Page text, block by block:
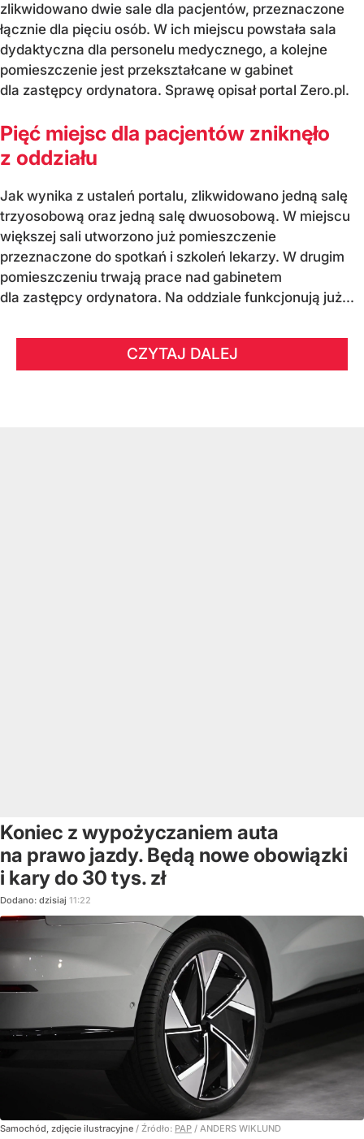
zlikwidowano dwie sale dla pacjentów, przeznaczone
łącznie dla pięciu osób. W ich miejscu powstała sala
dydaktyczna dla personelu medycznego, a kolejne
pomieszczenie jest przekształcane w gabinet
dla zastępcy ordynatora. Sprawę opisał portal Zero.pl.
Pięć miejsc dla pacjentów zniknęło
z oddziału
Jak wynika z ustaleń portalu, zlikwidowano jedną salę
trzyosobową oraz jedną salę dwuosobową. W miejscu
większej sali utworzono już pomieszczenie
przeznaczone do spotkań i szkoleń lekarzy. W drugim
pomieszczeniu trwają prace nad gabinetem
dla zastępcy ordynatora. Na oddziale funkcjonują już...
CZYTAJ DALEJ
Koniec z wypożyczaniem auta
na prawo jazdy. Będą nowe obowiązki
i kary do 30 tys. zł
Dodano: dzisiaj 11:22
Samochód, zdjęcie ilustracyjne / Źródło: PAP / ANDERS WIKLUND